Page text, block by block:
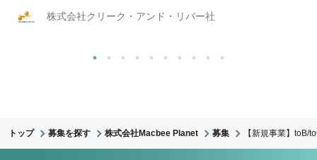
株式会社クリーク・アンド・リバー社
トップ 募集を探す 株式会社Macbee Planet 募集 【新規事業】toB/